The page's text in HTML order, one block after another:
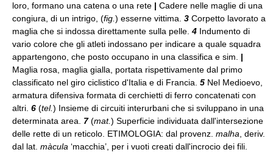
loro, formano una catena o una rete | Cadere nelle maglie di una
congiura, di un intrigo, (fig. ) esserne vittima. 3 Corpetto lavorato a
maglia che si indossa direttamente sulla pelle. 4 Indumento di
vario colore che gli atleti indossano per indicare a quale squadra
appartengono, che posto occupano in una classifica e sim. |
Maglia rosa, maglia gialla, portata rispettivamente dal primo
classificato nel giro ciclistico d'Italia e di Francia. 5 Nel Medioevo,
armatura difensiva formata di cerchietti di ferro concatenati con
altri. 6 (tel.) Insieme di circuiti interurbani che si sviluppano in una
determinata area. 7(mat.) Superficie individuata dall'intersezione
delle rette di un reticolo. ETIMOLOGIA: dal provenz. malha , deriv.
dal lat. màcula ‘macchia’, per i vuoti creati dall'incrocio dei fili.